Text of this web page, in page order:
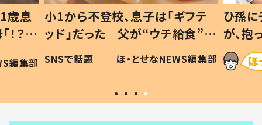
歳息
？」
編集部
小1から不登校、息子は「ギフテ
ッド」だった 父が“ウチ給食”を
作り続ける理由とは #令和の親
#令和の子
SNSで話題 ほ・とせなNEWS編集部
ひ孫
が、
「涙が
い」